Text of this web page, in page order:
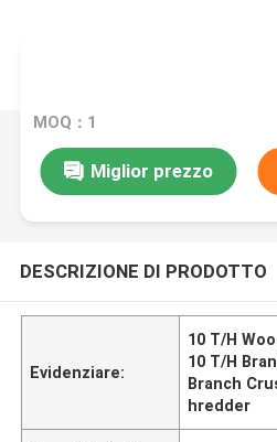
MOQ：1
Miglior prezzo
DESCRIZIONE DI PRODOTTO
Evidenziare:
10 T/H
10 T/H
Branch
hredder